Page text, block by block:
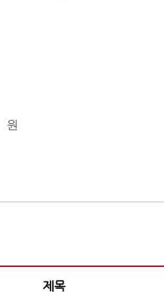
원
제목